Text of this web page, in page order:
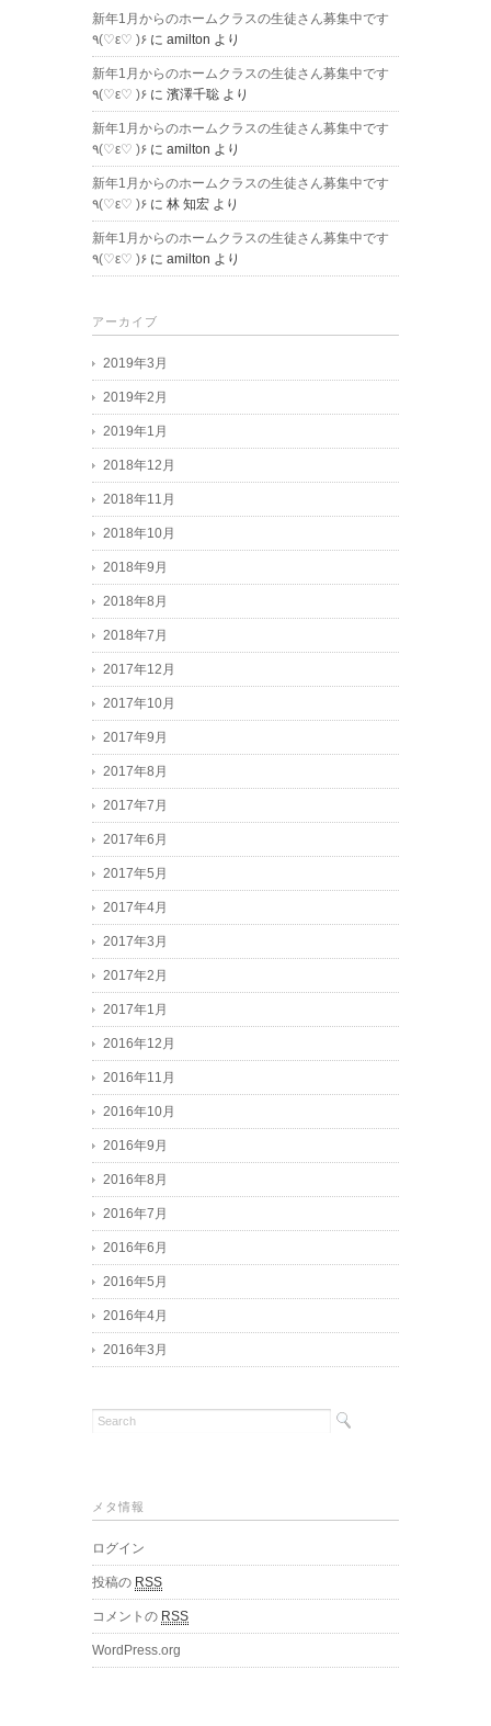
新年1月からのホームクラスの生徒さん募集中です
٩(♡ε♡ )۶ に amilton より
新年1月からのホームクラスの生徒さん募集中です
٩(♡ε♡ )۶ に 濱澤千聡 より
新年1月からのホームクラスの生徒さん募集中です
٩(♡ε♡ )۶ に amilton より
新年1月からのホームクラスの生徒さん募集中です
٩(♡ε♡ )۶ に 林 知宏 より
新年1月からのホームクラスの生徒さん募集中です
٩(♡ε♡ )۶ に amilton より
アーカイブ
2019年3月
2019年2月
2019年1月
2018年12月
2018年11月
2018年10月
2018年9月
2018年8月
2018年7月
2017年12月
2017年10月
2017年9月
2017年8月
2017年7月
2017年6月
2017年5月
2017年4月
2017年3月
2017年2月
2017年1月
2016年12月
2016年11月
2016年10月
2016年9月
2016年8月
2016年7月
2016年6月
2016年5月
2016年4月
2016年3月
メタ情報
ログイン
投稿の RSS
コメントの RSS
WordPress.org